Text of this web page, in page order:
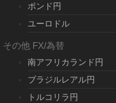
ポンド円
ユーロドル
その他 FX/為替
南アフリカランド円
ブラジルレアル円
トルコリラ円